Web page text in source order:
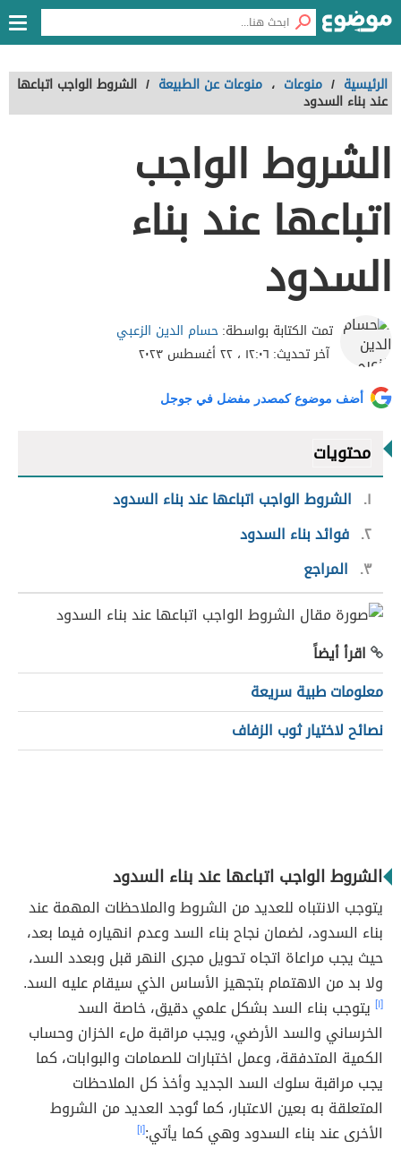
الرئيسية / منوعات ، منوعات عن الطبيعة / الشروط الواجب اتباعها
عند بناء السدود
الشروط الواجب
اتباعها عند بناء
السدود
تمت الكتابة بواسطة:حسام الدين الزعبي
آخر تحديث: ١٢:٠٦ ، ٢٢ أغسطس ٢٠٢٣
أضف موضوع كمصدر مفضل في جوجل
محتويات
١
الشروط الواجب اتباعها عند بناء السدود
٢ فوائد بناء السدود
٣
المراجع
اقرأ أيضاً
معلومات طبية سريعة
نصائح لاختيار ثوب الزفاف
الشروط الواجب اتباعها عند بناء السدود
يتوجب الانتباه للعديد من الشروط والملاحظات المهمة عند
بناء السدود، لضمان نجاح بناء السد وعدم انهياره فيما بعد،
حيث يجب مراعاة اتجاه تحويل مجرى النهر قبل وبعدد السد،
ولا بد من الاهتمام بتجهيز الأساس الذي سيقام عليه السد.
[١] يتوجب بناء السد بشكل علمي دقيق، خاصة السد
الخرساني والسد الأرضي، ويجب مراقبة ملء الخزان وحساب
الكمية المتدفقة، وعمل اختبارات للصمامات والبوابات، كما
يجب مراقبة سلوك السد الجديد وأخذ كل الملاحظات
المتعلقة به بعين الاعتبار، كما تُوجد العديد من الشروط
الأخرى عند بناء السدود وهي كما يأتي:[١]